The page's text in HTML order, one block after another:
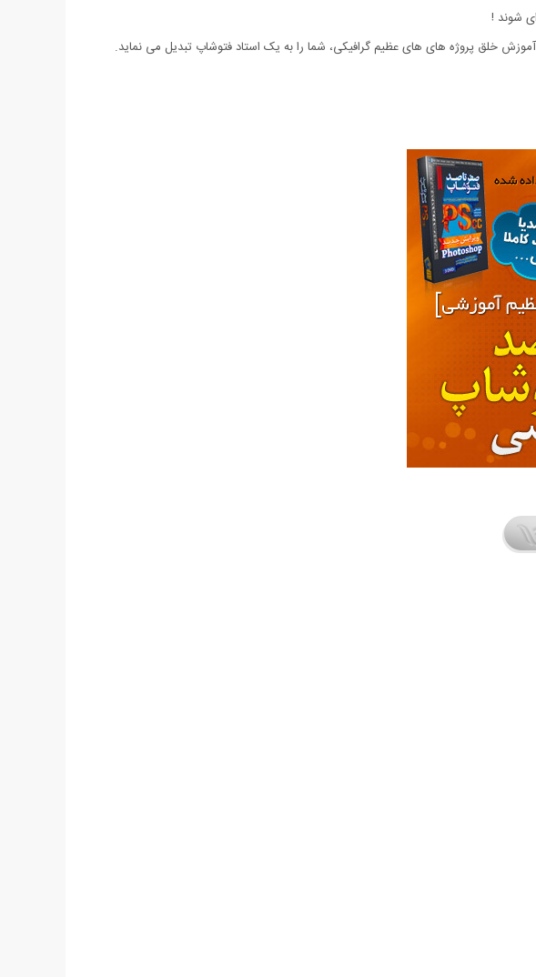
شوند !
خلق پروژه های های عظیم گرافیکی، شما را به یک استاد فتوشاپ تبدیل می نماید.